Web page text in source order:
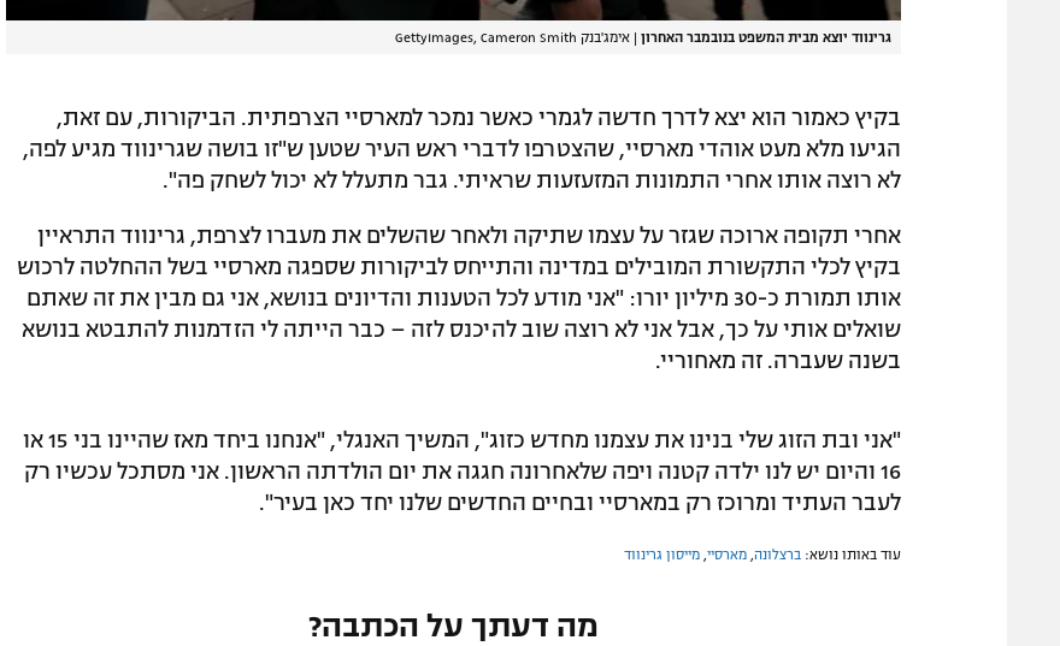
גרינווד יוצא מבית המשפט בנובמבר האחרון | אימג'בנק GettyImages, Cameron Smith
בקיץ כאמור הוא יצא לדרך חדשה לגמרי כאשר נמכר למארסיי הצרפתית. הביקורות, עם זאת,
הגיעו מלא מעט אוהדי מארסיי, שהצטרפו לדברי ראש העיר שטען ש"זו בושה שגרינווד מגיע לפה,
לא רוצה אותו אחרי התמונות המזעזעות שראיתי. גבר מתעלל לא יכול לשחק פה".
אחרי תקופה ארוכה שגזר על עצמו שתיקה ולאחר שהשלים את מעברו לצרפת, גרינווד התראיין
בקיץ לכלי התקשורת המובילים במדינה והתייחס לביקורות שספגה מארסיי בשל ההחלטה לרכוש
אותו תמורת כ-30 מיליון יורו: "אני מודע לכל הטענות והדיונים בנושא, אני גם מבין את זה שאתם
שואלים אותי על כך, אבל אני לא רוצה שוב להיכנס לזה – כבר הייתה לי הזדמנות להתבטא בנושא
בשנה שעברה. זה מאחוריי.
"אני ובת הזוג שלי בנינו את עצמנו מחדש כזוג", המשיך האנגלי, "אנחנו ביחד מאז שהיינו בני 15 או
16 והיום יש לנו ילדה קטנה ויפה שלאחרונה חגגה את יום הולדתה הראשון. אני מסתכל עכשיו רק
לעבר העתיד ומרוכז רק במארסיי ובחיים החדשים שלנו יחד כאן בעיר".
עוד באותו נושא: ברצלונה מארסיי מייסון גרינווד
מה דעתך על הכתבה?